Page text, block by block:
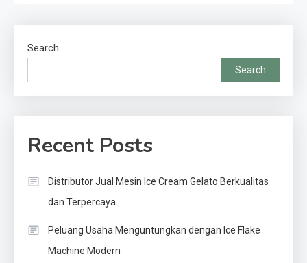
Search
Search
Recent Posts
Distributor Jual Mesin Ice Cream Gelato Berkualitas
dan Terpercaya
Peluang Usaha Menguntungkan dengan Ice Flake
Machine Modern